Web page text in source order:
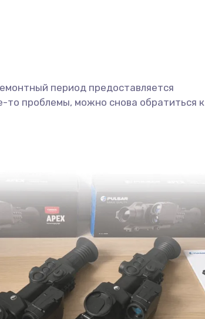
период предоставляется
то проблемы, можно снова обратиться к